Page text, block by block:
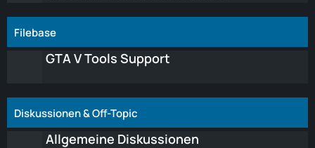
Filebase
GTA V Tools Support
Diskussionen & Off-Topic
Allgemeine Diskussionen